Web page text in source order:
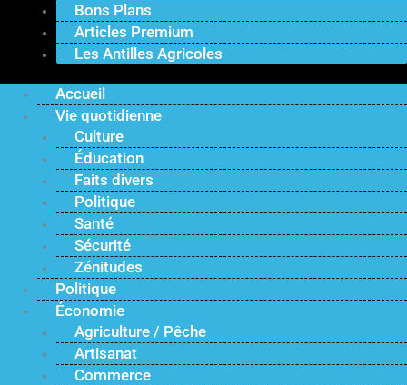
Bons Plans
Articles Premium
Les Antilles Agricoles
Accueil
Vie quotidienne
Culture
Éducation
Faits divers
Politique
Santé
Sécurité
Zénitudes
Politique
Économie
Agriculture / Pêche
Artisanat
Commerce